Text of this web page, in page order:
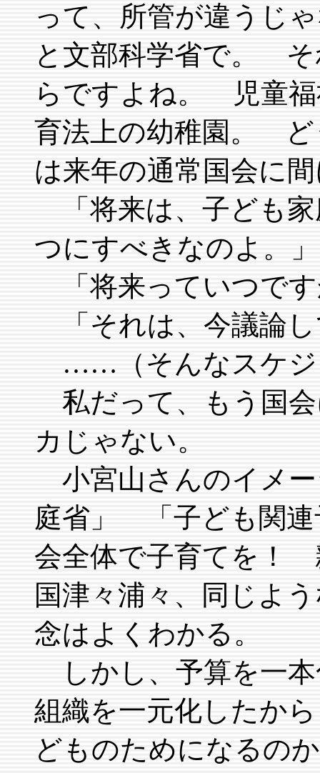
って、所管が違うじ
と文部科学省で。 そ
らですよね。 児童福
育法上の幼稚園。
は来年の通常国会に
「将来は、子ども家
つにすべきなのよ。」
「将来っていつで
「それは、今議論
……（そんなスケジ
私だって、もう国
カじゃない。
小宮山さんのイメ
庭省」 「子ども関連
会全体で子育てを！
国津々浦々、同じよ
念はよくわかる。
しかし、予算を一
組織を一元化したか
どものためになるの